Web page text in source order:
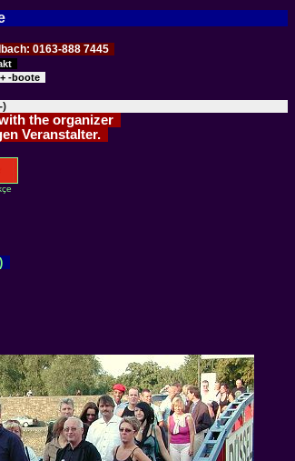
0163-888 7445
-boote
)
the organizer
Veranstalter.